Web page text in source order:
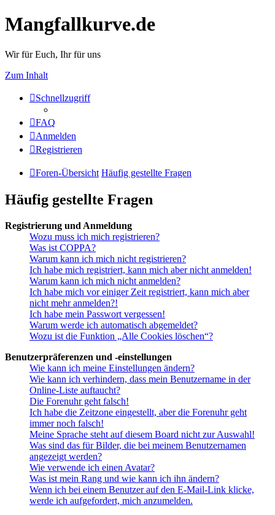
Mangfallkurve.de
Wir für Euch, Ihr für uns
Zum Inhalt
Schnellzugriff
FAQ
Anmelden
Registrieren
Foren-Übersicht Häufig gestellte Fragen
Häufig gestellte Fragen
Registrierung und Anmeldung
Wozu muss ich mich registrieren?
Was ist COPPA?
Warum kann ich mich nicht registrieren?
Ich habe mich registriert, kann mich aber nicht anmelden!
Warum kann ich mich nicht anmelden?
Ich habe mich vor einiger Zeit registriert, kann mich aber
nicht mehr anmelden?!
Ich habe mein Passwort vergessen!
Warum werde ich automatisch abgemeldet?
Wozu ist die Funktion „Alle Cookies löschen“?
Benutzerpräferenzen und -einstellungen
Wie kann ich meine Einstellungen ändern?
Wie kann ich verhindern, dass mein Benutzername in der
Online-Liste auftaucht?
Die Forenuhr geht falsch!
Ich habe die Zeitzone eingestellt, aber die Forenuhr geht
immer noch falsch!
Meine Sprache steht auf diesem Board nicht zur Auswahl!
Was sind das für Bilder, die bei meinem Benutzernamen
angezeigt werden?
Wie verwende ich einen Avatar?
Was ist mein Rang und wie kann ich ihn ändern?
Wenn ich bei einem Benutzer auf den E-Mail-Link klicke,
werde ich aufgefordert, mich anzumelden.